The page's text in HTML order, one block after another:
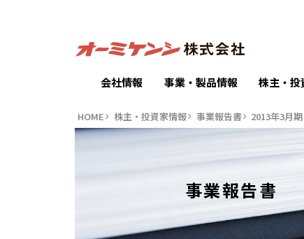
会社情報 事業・製品情報 株主・投
HOME 株主・投資家情報 事業報告書 2013年3月期
事業報告書